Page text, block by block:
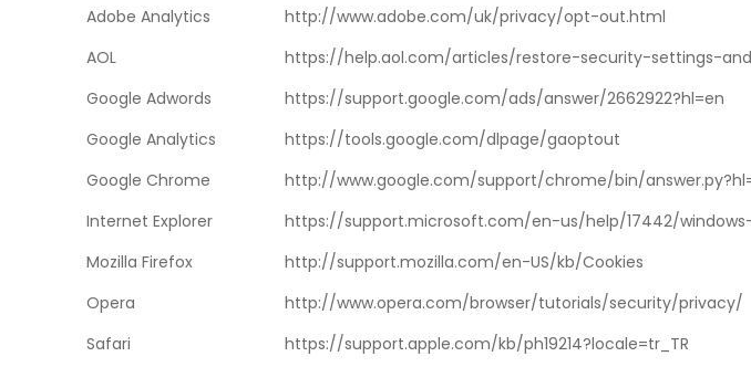
Adobe Analytics
http://www.adobe.com/uk/privacy/opt-out.html
AOL
https://help.aol.com/articles/restore-security-settings-
Google Adwords
https://support.google.com/ads/answer/2662922?hl=en
Google Analytics
https://tools.google.com/dlpage/gaoptout
Google Chrome
http://www.google.com/support/chrome/bin/
Internet Explorer
https://support.microsoft.com/en-us/help/17442/
Mozilla Firefox
http://support.mozilla.com/en-US/kb/Cookies
Opera
http://www.opera.com/browser/tutorials/security/privacy/
Safari
https://support.apple.com/kb/ph19214?locale=tr_TR